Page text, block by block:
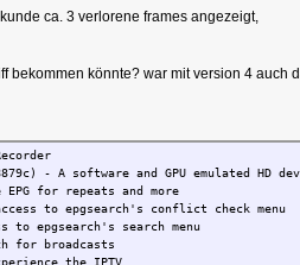
ca. 3 verlorene frames angezeigt,
bekommen könnte? war mit version 4 auch
- A software and GPU emulated HD
for repeats and more
to epgsearch's conflict check menu
epgsearch's search menu
for broadcasts
the IPTV